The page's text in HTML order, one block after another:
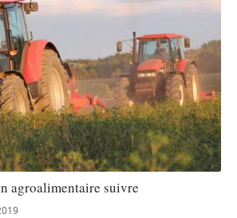
agroalimentaire suivre